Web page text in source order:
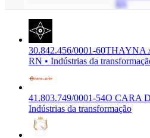
30.842.456/0001-60THAYNA
RN • Indústrias da
41.803.749/0001-54O CARA
Indústrias da transformação